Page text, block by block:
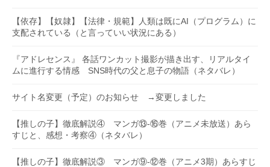
【依存】【奴隷】【法律・規範】人類は既にAI（プログラム）に
支配されている（と言っていい状況にある）
『アドレセンス』 各話ワンカット撮影が描き出す、リアルタイ
ムに進行する情感 SNS時代の父と息子の物語（ネタバレ）
サイト名変更（予定）のお知らせ →変更しました
【推しの子】徹底解説④ マンガ⑬-⑯巻（アニメ未放送）あら
すじと、感想・考察④（ネタバレ）
【推しの子】徹底解説③ マンガ⑨-⑫巻（アニメ3期）あらすじ